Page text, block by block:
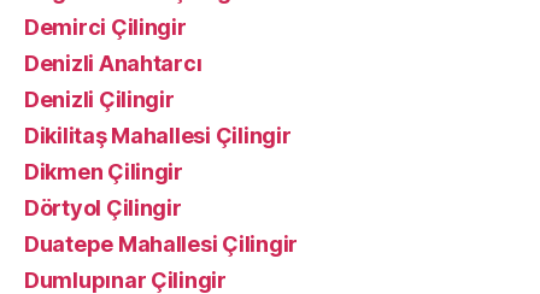
Demirci Çilingir
Denizli Anahtarcı
Denizli Çilingir
Dikilitaş Mahallesi Çilingir
Dikmen Çilingir
Dörtyol Çilingir
Duatepe Mahallesi Çilingir
Dumlupınar Çilingir